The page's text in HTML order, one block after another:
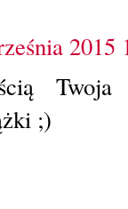
2015
;)